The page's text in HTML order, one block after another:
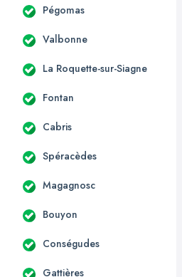
Pégomas
Valbonne
La Roquette-sur-Siagne
Fontan
Cabris
Spéracèdes
Magagnosc
Bouyon
Conségudes
Gattières